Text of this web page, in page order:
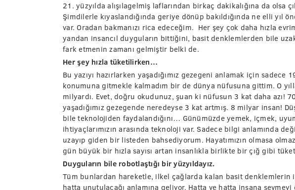
21. yüzyılda alışılagelmiş laflarından birkaç dakikalığına da olsa
Şimdilerle kıyaslandığında geriye dönüp bakıldığında ne elli yıl
var. Oradan bakmanızı rica edeceğim. Her şey çok daha hızla
yandan insancıl duyguların bittiğini, basit denklemlerden bile
fark etmenin zamanı gelmiştir belki de.
Her şey hızla tüketilirken…
Bu yazıyı hazırlarken yaşadığımız gezegeni anlamak için sadece
konumuna gitmekle kalmadım bir de dünya nüfusuna gittim. O
milyardı. Evet, doğru okudunuz, şuan ki nüfusun 3 kat daha azı! 70
yaşadığımız gezegende neredeyse 3 kat artmış. 8 milyar insan!
bile teknolojiden faydalandığını… Günümüzde yemek, içmek,
ihtiyaçlarımızın arasında teknoloji var. Sadece bilgi anlamında
uzayıp giden bir listeden bahsediyorum. Hayatımızın olmasa
gün büyük bir hızla sayısı artan insanlıkla birlikte bir çığ gibi
Duyguların bile robotlaştığı bir yüzyıldayız.
Tüm bunlardan hareketle, ilkel çağlarda kalan basit denklemlerin
hatta unutulacağı anlamına geliyor. Hatta ve hatta insana sevmeyi